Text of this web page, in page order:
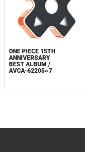
ONE PIECE 15TH
ANNIVERSARY
BEST ALBUM /
AVCA-62205~7